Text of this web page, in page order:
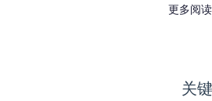
更多阅
关